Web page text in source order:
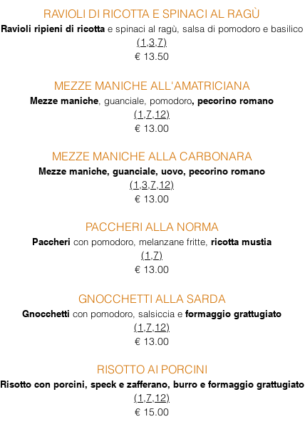
RAVIOLI DI RICOTTA E SPINACI AL RAGÙ
Ravioli ripieni di ricotta e spinaci al ragù, salsa di pomodoro e basilico
(1,3,7)
€ 13.50
MEZZE MANICHE ALL'AMATRICIANA
Mezze maniche, guanciale, pomodoro, pecorino romano
(1,7,12)
€ 13.00
MEZZE MANICHE ALLA CARBONARA
Mezze maniche, guanciale, uovo, pecorino romano
(1,3,7,12)
€ 13.00
PACCHERI ALLA NORMA
Paccheri con pomodoro, melanzane fritte, ricotta mustia
(1,7)
€ 13.00
GNOCCHETTI ALLA SARDA
Gnocchetti con pomodoro, salsiccia e formaggio grattugiato
(1,7,12)
€ 13.00
RISOTTO AI PORCINI
Risotto con porcini, speck e zafferano, burro e formaggio grattugiato
(1,7,12)
€ 15.00